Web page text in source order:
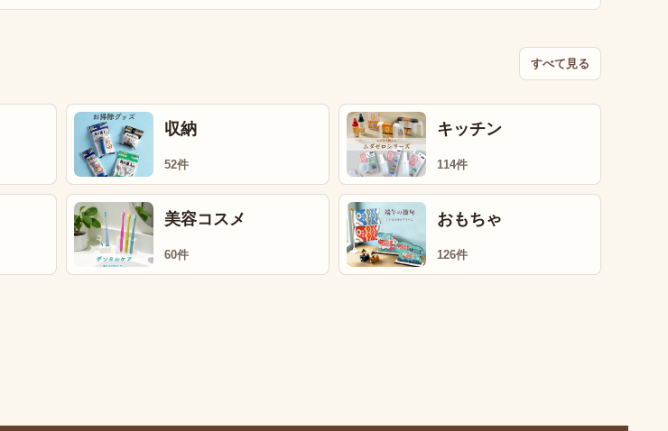
すべて見る
収納
52件
キッチン
114件
美容コスメ
60件
おもちゃ
126件